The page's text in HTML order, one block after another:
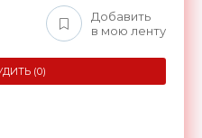
Добавить
в мою ленту
(0)